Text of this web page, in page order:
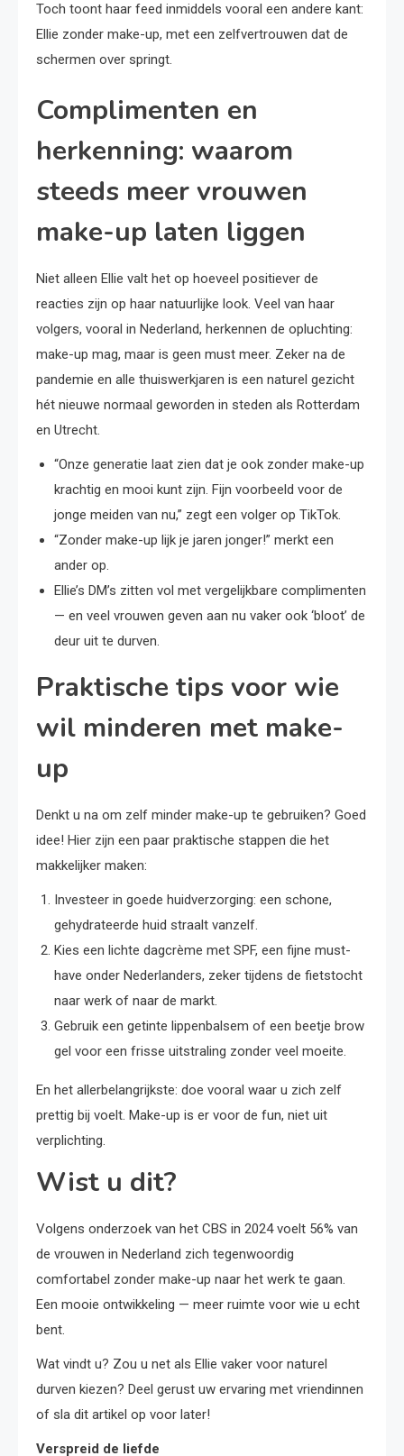
Toch toont haar feed inmiddels vooral een andere kant:
Ellie zonder make-up, met een zelfvertrouwen dat de
schermen over springt.
Complimenten en
herkenning: waarom
steeds meer vrouwen
make-up laten liggen
Niet alleen Ellie valt het op hoeveel positiever de
reacties zijn op haar natuurlijke look. Veel van haar
volgers, vooral in Nederland, herkennen de opluchting:
make-up mag, maar is geen must meer. Zeker na de
pandemie en alle thuiswerkjaren is een naturel gezicht
hét nieuwe normaal geworden in steden als Rotterdam
en Utrecht.
“Onze generatie laat zien dat je ook zonder make-up
krachtig en mooi kunt zijn. Fijn voorbeeld voor de
jonge meiden van nu,” zegt een volger op TikTok.
“Zonder make-up lijk je jaren jonger!” merkt een
ander op.
Ellie’s DM’s zitten vol met vergelijkbare complimenten
— en veel vrouwen geven aan nu vaker ook ‘bloot’ de
deur uit te durven.
Praktische tips voor wie
wil minderen met make-
up
Denkt u na om zelf minder make-up te gebruiken? Goed
idee! Hier zijn een paar praktische stappen die het
makkelijker maken:
Investeer in goede huidverzorging: een schone,
gehydrateerde huid straalt vanzelf.
Kies een lichte dagcrème met SPF, een fijne must-
have onder Nederlanders, zeker tijdens de fietstocht
naar werk of naar de markt.
Gebruik een getinte lippenbalsem of een beetje brow
gel voor een frisse uitstraling zonder veel moeite.
En het allerbelangrijkste: doe vooral waar u zich zelf
prettig bij voelt. Make-up is er voor de fun, niet uit
verplichting.
Wist u dit?
Volgens onderzoek van het CBS in 2024 voelt 56% van
de vrouwen in Nederland zich tegenwoordig
comfortabel zonder make-up naar het werk te gaan.
Een mooie ontwikkeling — meer ruimte voor wie u echt
bent.
Wat vindt u? Zou u net als Ellie vaker voor naturel
durven kiezen? Deel gerust uw ervaring met vriendinnen
of sla dit artikel op voor later!
Verspreid de liefde